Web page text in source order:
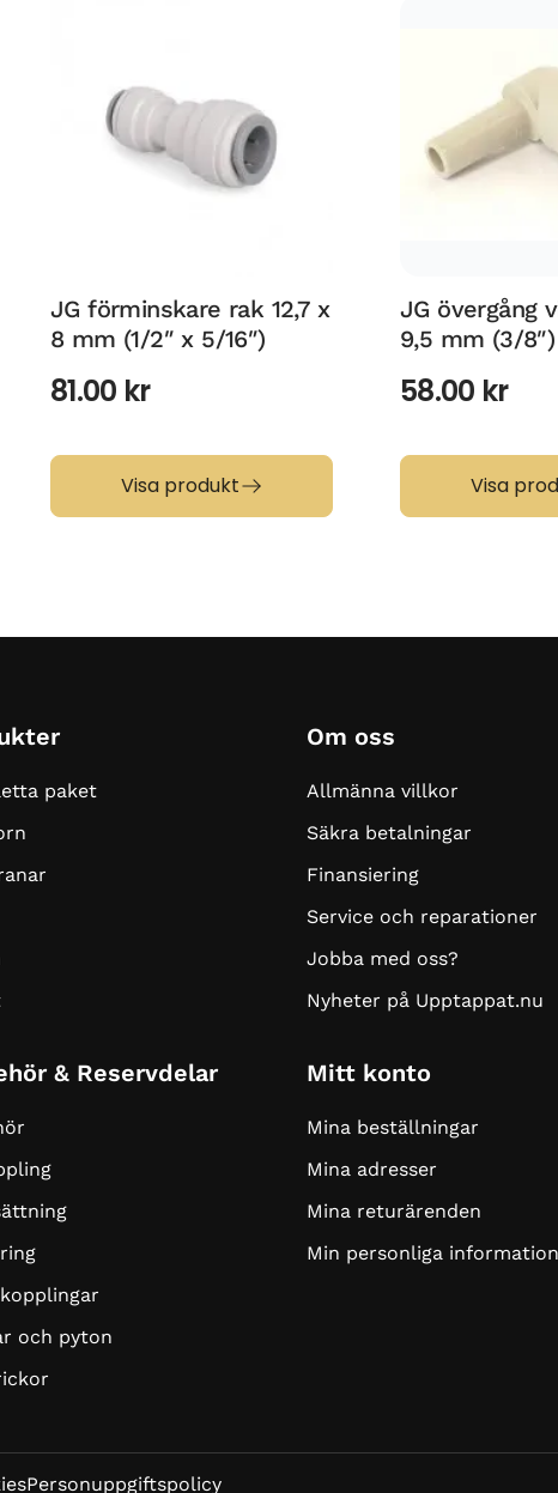
JG förminskare rak 12,7 x
8 mm (1/2″ x 5/16″)
81.00 kr
Visa produkt
JG övergång
9,5 mm (3/8″)
58.00 kr
Visa
paket
& Reservdelar
och pyton
Om oss
Allmänna villkor
Säkra betalningar
Finansiering
Service och reparationer
Jobba med oss?
Nyheter på Upptappat.nu
Mitt konto
Mina beställningar
Mina adresser
Mina returärenden
Min personliga information
Personuppgiftspolicy